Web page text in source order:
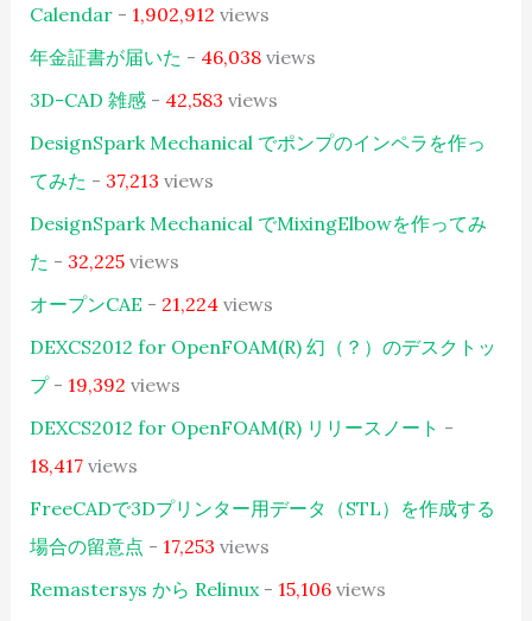
Calendar- 1,902,912 views
年金証書が届いた - 46,038views
3D-CAD 雑感- 42,583 views
DesignSpark Mechanical でポンプのインペラを作っ
てみた - 37,213 views
DesignSpark Mechanical でMixingElbowを作ってみ
た - 32,225views
オープンCAE - 21,224views
DEXCS2012 for OpenFOAM(R) 幻（？）のデスクトッ
プ- 19,392 views
DEXCS2012 for OpenFOAM(R) リリースノート -
18,417views
FreeCADで3Dプリンター用データ（STL）を作成する
場合の留意点 - 17,253 views
Remastersys から Relinux- 15,106views